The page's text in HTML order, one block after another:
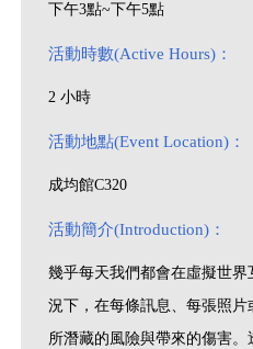
下午3點~下午5點
活動時數(Active Hours)：
2 小時
活動地點(Event Location)：
成均館C320
活動簡介(Introduction)：
幾乎每天我們都會在虛擬世
況下，在每條訊息、每張照
所潛藏的風險與帶來的傷害